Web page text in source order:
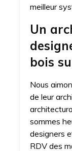
meilleur
Un
bois
Nous
de leur
sommes
designers
RDV des